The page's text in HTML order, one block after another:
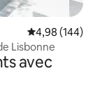
Évaluation
4,98 (144)
Lisbonne
avec